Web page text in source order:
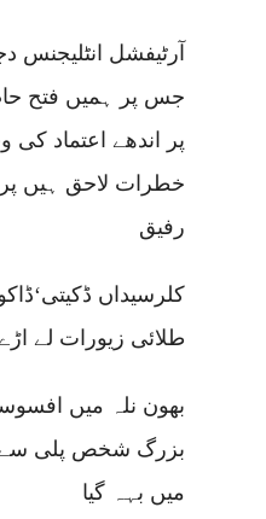
آرٹیفشل انٹلیجنس
پر اندھے اعتماد
خطرات لاحق ہیں
رفیق
طلائی زیورات لے
بھون نلہ میں
بزرگ شخص پلی سے
میں بہہ گیا